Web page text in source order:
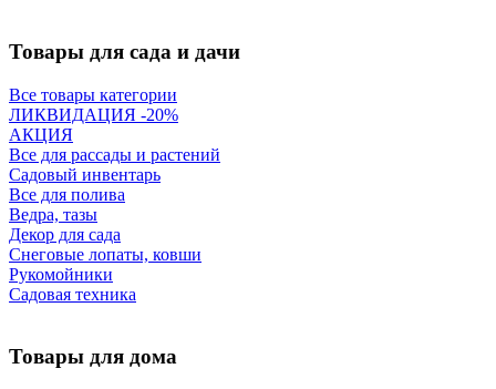
Товары для сада и дачи
Все товары категории
ЛИКВИДАЦИЯ -20%
АКЦИЯ
Все для рассады и растений
Садовый инвентарь
Все для полива
Ведра, тазы
Декор для сада
Снеговые лопаты, ковши
Рукомойники
Садовая техника
Товары для дома